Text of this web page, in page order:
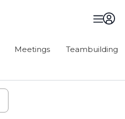
Meetings Teambuilding